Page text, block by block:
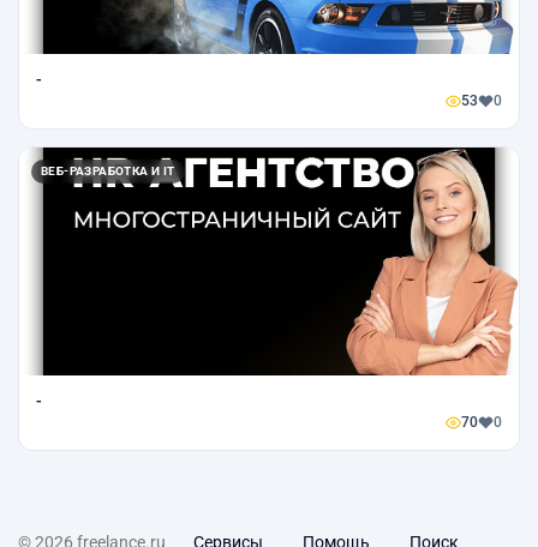
-
53 0
ВЕБ-РАЗРАБОТКА И IT
-
70 0
© 2026 freelance.ru Сервисы Помощь Поиск